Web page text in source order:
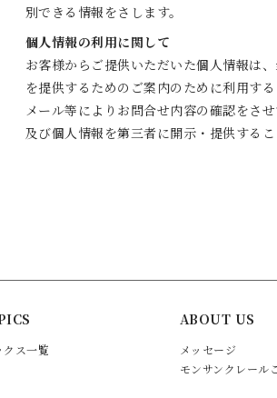
別できる情報をさします。
個人情報の利用に関して
お客様からご提供いただいた個人情報は
を提供するためのご案内のために利用す
メール等によりお問合せ内容の確認をさ
及び個人情報を第三者に開示・提供するこ
クス一覧
ABOUT US
メッセージ
モンサンクレール